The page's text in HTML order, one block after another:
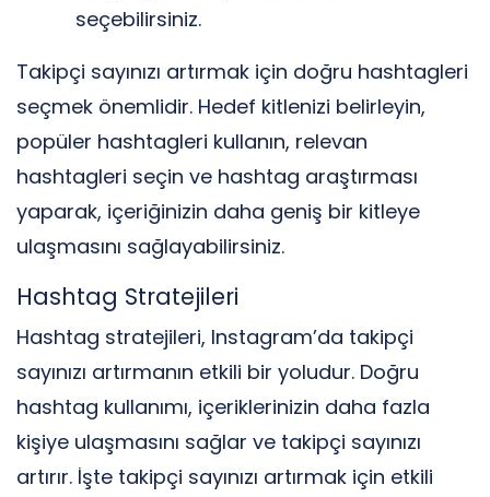
seçebilirsiniz.
Takipçi sayınızı artırmak için doğru hashtagleri
seçmek önemlidir. Hedef kitlenizi belirleyin,
popüler hashtagleri kullanın, relevan
hashtagleri seçin ve hashtag araştırması
yaparak, içeriğinizin daha geniş bir kitleye
ulaşmasını sağlayabilirsiniz.
Hashtag Stratejileri
Hashtag stratejileri, Instagram’da takipçi
sayınızı artırmanın etkili bir yoludur. Doğru
hashtag kullanımı, içeriklerinizin daha fazla
kişiye ulaşmasını sağlar ve takipçi sayınızı
artırır. İşte takipçi sayınızı artırmak için etkili